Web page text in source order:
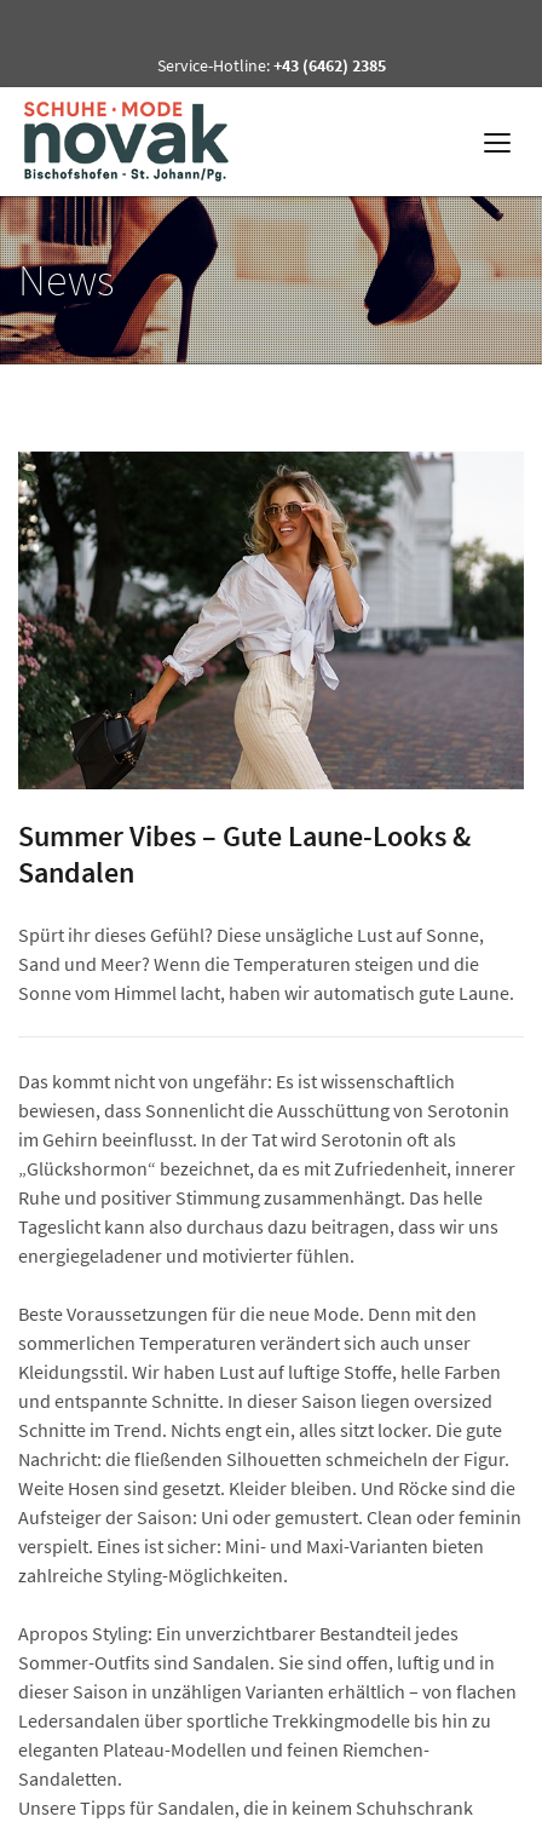
Service-Hotline:+43 (6462) 2385
News
Summer Vibes – Gute Laune-Looks &
Sandalen
Spürt ihr dieses Gefühl? Diese unsägliche Lust auf Sonne,
Sand und Meer? Wenn die Temperaturen steigen und die
Sonne vom Himmel lacht, haben wir automatisch gute Laune.
Das kommt nicht von ungefähr: Es ist wissenschaftlich
bewiesen, dass Sonnenlicht die Ausschüttung von Serotonin
im Gehirn beeinflusst. In der Tat wird Serotonin oft als
„Glückshormon“ bezeichnet, da es mit Zufriedenheit, innerer
Ruhe und positiver Stimmung zusammenhängt. Das helle
Tageslicht kann also durchaus dazu beitragen, dass wir uns
energiegeladener und motivierter fühlen.
Beste Voraussetzungen für die neue Mode. Denn mit den
sommerlichen Temperaturen verändert sich auch unser
Kleidungsstil. Wir haben Lust auf luftige Stoffe, helle Farben
und entspannte Schnitte. In dieser Saison liegen oversized
Schnitte im Trend. Nichts engt ein, alles sitzt locker. Die gute
Nachricht: die fließenden Silhouetten schmeicheln der Figur.
Weite Hosen sind gesetzt. Kleider bleiben. Und Röcke sind die
Aufsteiger der Saison: Uni oder gemustert. Clean oder feminin
verspielt. Eines ist sicher: Mini- und Maxi-Varianten bieten
zahlreiche Styling-Möglichkeiten.
Apropos Styling: Ein unverzichtbarer Bestandteil jedes
Sommer-Outfits sind Sandalen. Sie sind offen, luftig und in
dieser Saison in unzähligen Varianten erhältlich – von flachen
Ledersandalen über sportliche Trekkingmodelle bis hin zu
eleganten Plateau-Modellen und feinen Riemchen-
Sandaletten.
Unsere Tipps für Sandalen, die in keinem Schuhschrank